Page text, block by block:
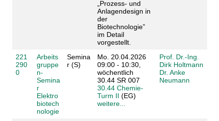
„Prozess- und
Anlagendesign in
der
Biotechnologie”
im Detail
vorgestellt.
221
290
0
Arbeits
gruppe
n-
Semina
r
Elektro
biotech
nologie
Semina
r (S)
Mo. 20.04.2026
09:00 - 10:30,
wöchentlich
30.44 SR 007
30.44 Chemie-
Turm II (EG)
weitere...
Prof. Dr.-Ing.
Dirk Holtmann
Dr. Anke
Neumann